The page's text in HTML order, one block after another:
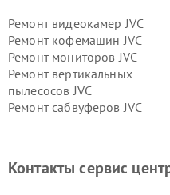
Ремонт видеокамер JVC
Ремонт кофемашин JVC
Ремонт мониторов JVC
Ремонт вертикальных
пылесосов JVC
Ремонт сабвуферов JVC
Контакты сервис